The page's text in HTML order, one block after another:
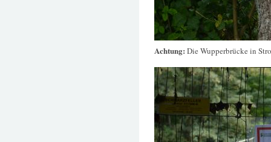
Achtung: Die Wupperbrücke in